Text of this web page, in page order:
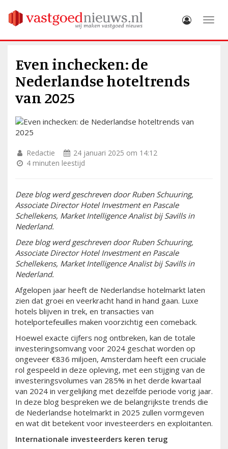
Even inchecken: de
Nederlandse hoteltrends
van 2025
Redactie
24 januari 2025 om 14:12
4 minuten leestijd
Deze blog werd geschreven door Ruben Schuuring,
Associate Director Hotel Investment en Pascale
Schellekens, Market Intelligence Analist bij Savills in
Nederland.
Deze blog werd geschreven door Ruben Schuuring,
Associate Director Hotel Investment en Pascale
Schellekens, Market Intelligence Analist bij Savills in
Nederland.
Afgelopen jaar heeft de Nederlandse hotelmarkt laten
zien dat groei en veerkracht hand in hand gaan. Luxe
hotels blijven in trek, en transacties van
hotelportefeuilles maken voorzichtig een comeback.
Hoewel exacte cijfers nog ontbreken, kan de totale
investeringsomvang voor 2024 geschat worden op
ongeveer €836 miljoen, Amsterdam heeft een cruciale
rol gespeeld in deze opleving, met een stijging van de
investeringsvolumes van 285% in het derde kwartaal
van 2024 in vergelijking met dezelfde periode vorig jaar.
In deze blog bespreken we de belangrijkste trends die
de Nederlandse hotelmarkt in 2025 zullen vormgeven
en wat dit betekent voor investeerders en exploitanten.
Internationale investeerders keren terug